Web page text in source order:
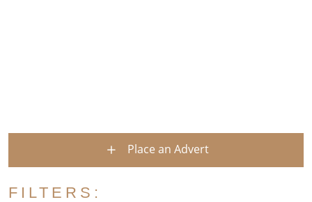
Place an Advert
FILTERS: